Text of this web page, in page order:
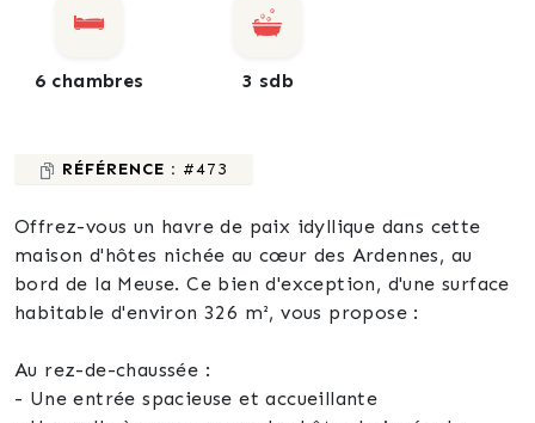
6 chambres 3 sdb
RÉFÉRENCE : #473
Offrez-vous un havre de paix idyllique dans cette
maison d'hôtes nichée au cœur des Ardennes, au
bord de la Meuse. Ce bien d'exception, d'une surface
habitable d'environ 326 m², vous propose :
Au rez-de-chaussée :
- Une entrée spacieuse et accueillante